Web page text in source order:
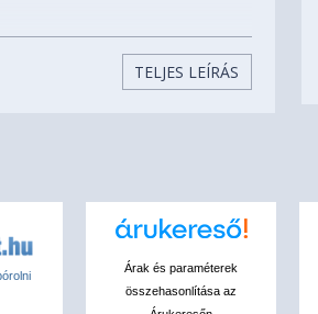
TELJES LEÍRÁS
Árak és paraméterek
összehasonlítása az